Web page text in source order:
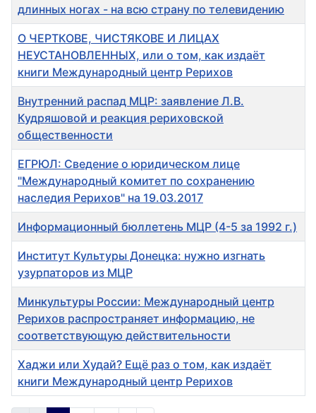
длинных ногах - на всю страну по телевидению
О ЧЕРТКОВЕ, ЧИСТЯКОВЕ И ЛИЦАХ
НЕУСТАНОВЛЕННЫХ, или о том, как издаёт
книги Международный центр Рерихов
Внутренний распад МЦР: заявление Л.В.
Кудряшовой и реакция рериховской
общественности
ЕГРЮЛ: Сведение о юридическом лице
"Международный комитет по сохранению
наследия Рерихов" на 19.03.2017
Информационный бюллетень МЦР (4-5 за 1992 г.)
Институт Культуры Донецка: нужно изгнать
узурпаторов из МЦР
Минкультуры России: Международный центр
Рерихов распространяет информацию, не
соответствующую действительности
Хаджи или Худай? Ещё раз о том, как издаёт
книги Международный центр Рерихов